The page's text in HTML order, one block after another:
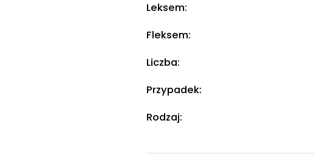
Leksem:
Fleksem:
Liczba:
Przypadek:
Rodzaj: